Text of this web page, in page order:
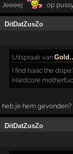
Jeeeej op
DitDatZusZo
Uitspraak van
I find Isaac the
Hardcore
heb je hem gevonden?
DitDatZusZo